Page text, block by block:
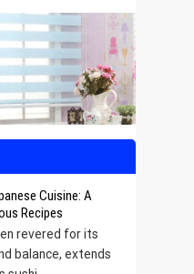
Cuisine: A
Recipes
revered for its
balance, extends